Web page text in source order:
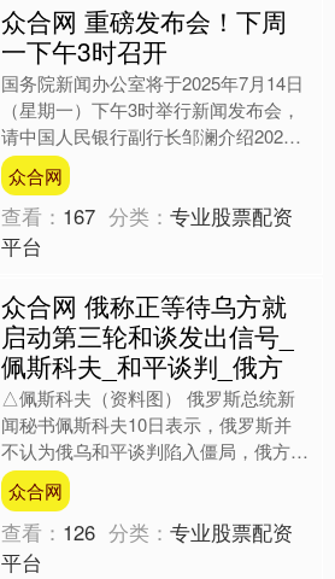
众合网 重磅发布会！下周
一下午3时召开
国务院新闻办公室将于2025年7月14日
（星期一）下午3时举行新闻发布会，
请中国人民银行副行长邹澜介绍2025
年上半年金融统计数据情况，并答记者
问。 来源：国新....
众合网
查看： 167 分类：专业股票配资
平台
众合网 俄称正等待乌方就
启动第三轮和谈发出信号_
佩斯科夫_和平谈判_俄方
△佩斯科夫（资料图） 俄罗斯总统新
闻秘书佩斯科夫10日表示，俄罗斯并
不认为俄乌和平谈判陷入僵局，俄方仍
希望通过和平的政治和外交手段实现其
在乌克兰的目标。佩斯科夫....
众合网
查看： 126 分类：专业股票配资
平台